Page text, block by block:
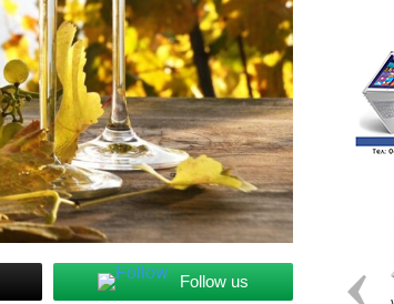
Follow us